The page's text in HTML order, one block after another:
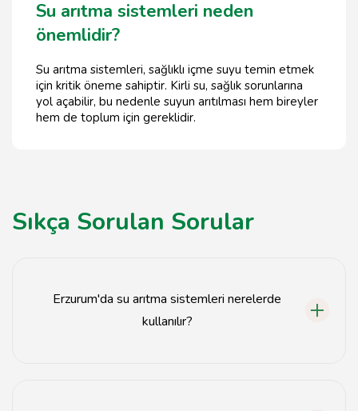
Su arıtma sistemleri neden
önemlidir?
Su arıtma sistemleri, sağlıklı içme suyu temin etmek
için kritik öneme sahiptir. Kirli su, sağlık sorunlarına
yol açabilir, bu nedenle suyun arıtılması hem bireyler
hem de toplum için gereklidir.
Sıkça Sorulan Sorular
Erzurum'da su arıtma sistemleri nerelerde
kullanılır?